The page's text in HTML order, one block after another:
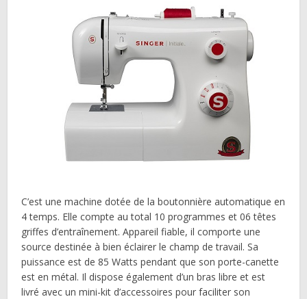
C’est une machine dotée de la boutonnière automatique en
4 temps. Elle compte au total 10 programmes et 06 têtes
griffes d’entraînement. Appareil fiable, il comporte une
source destinée à bien éclairer le champ de travail. Sa
puissance est de 85 Watts pendant que son porte-canette
est en métal. Il dispose également d’un bras libre et est
livré avec un mini-kit d’accessoires pour faciliter son